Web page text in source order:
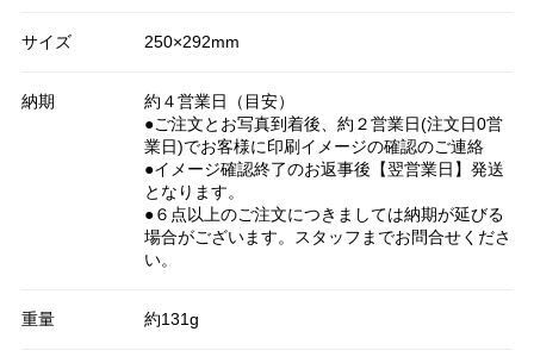
サイズ 250×292mm
納期
約４営業日（目安）
●ご注文とお写真到着後、約２営業日(注文日0営
業日)でお客様に印刷イメージの確認のご連絡
●イメージ確認終了のお返事後【翌営業日】発送
となります。
●６点以上のご注文につきましては納期が延びる
場合がございます。スタッフまでお問合せくださ
い。
重量 約131g